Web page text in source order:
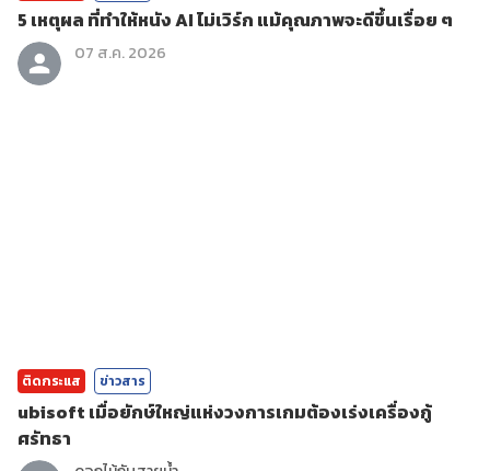
5 เหตุผล ที่ทำให้หนัง AI ไม่เวิร์ก แม้คุณภาพจะดีขึ้นเรื่อย ๆ
07 ส.ค. 2026
ติดกระแส ข่าวสาร
ubisoft เมื่อยักษ์ใหญ่แห่งวงการเกมต้องเร่งเครื่องกู้
ศรัทธา